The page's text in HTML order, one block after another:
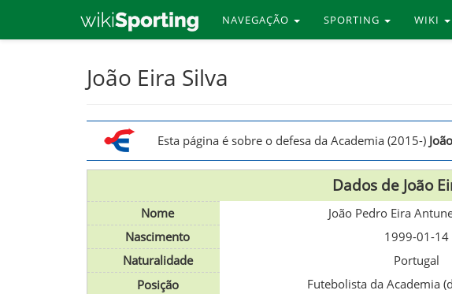
NAVEGAÇÃO SPORTING WIKI
João Eira Silva
Esta página é sobre o defesa da Academia (2015-)
Dados de João
Nome
João Pedro Eira
Nascimento
1999-01-14
Naturalidade
Portugal
Posição
Futebolista da Academia